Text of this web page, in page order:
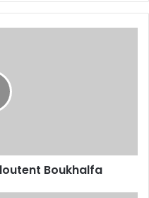
Boukhalfa